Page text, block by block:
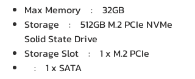
Max Memory : 32GB
Storage : 512GB M.2 PCIe NVMe
Solid State Drive
Storage Slot : 1 x M.2 PCIe
: 1 x SATA